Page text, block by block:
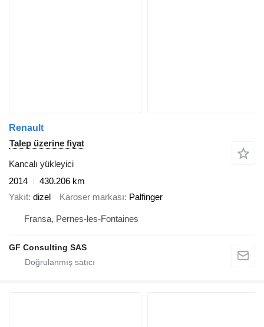
Renault
Talep üzerine fiyat
Kancalı yükleyici
2014
430.206 km
Yakıt dizel Karoser markası Palfinger
Fransa, Pernes-les-Fontaines
GF Consulting SAS